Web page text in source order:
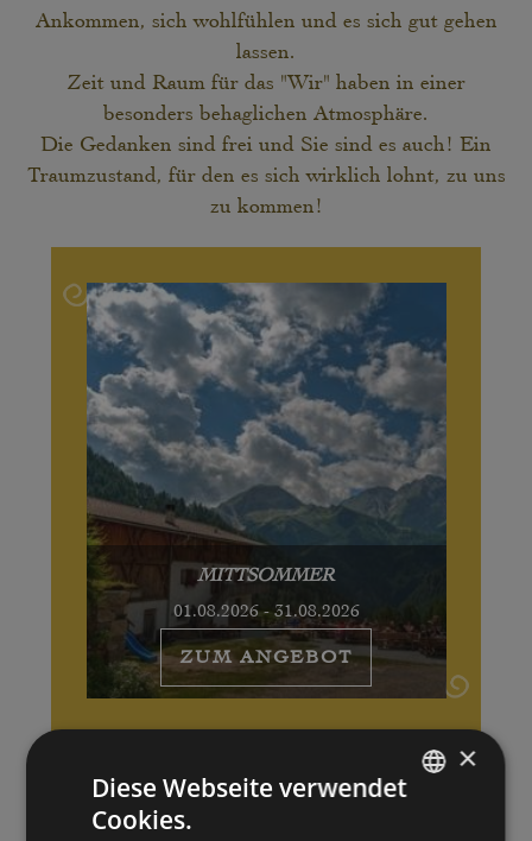
Ankommen, sich wohlfühlen und es sich gut gehen
lassen.
Zeit und Raum für das "Wir" haben in einer
besonders behaglichen Atmosphäre.
Die Gedanken sind frei und Sie sind es auch! Ein
Traumzustand, für den es sich wirklich lohnt, zu uns
zu kommen!
MITTSOMMER
01.08.2026 - 31.08.2026
ZUM ANGEBOT
×
Diese Webseite verwendet
Cookies.